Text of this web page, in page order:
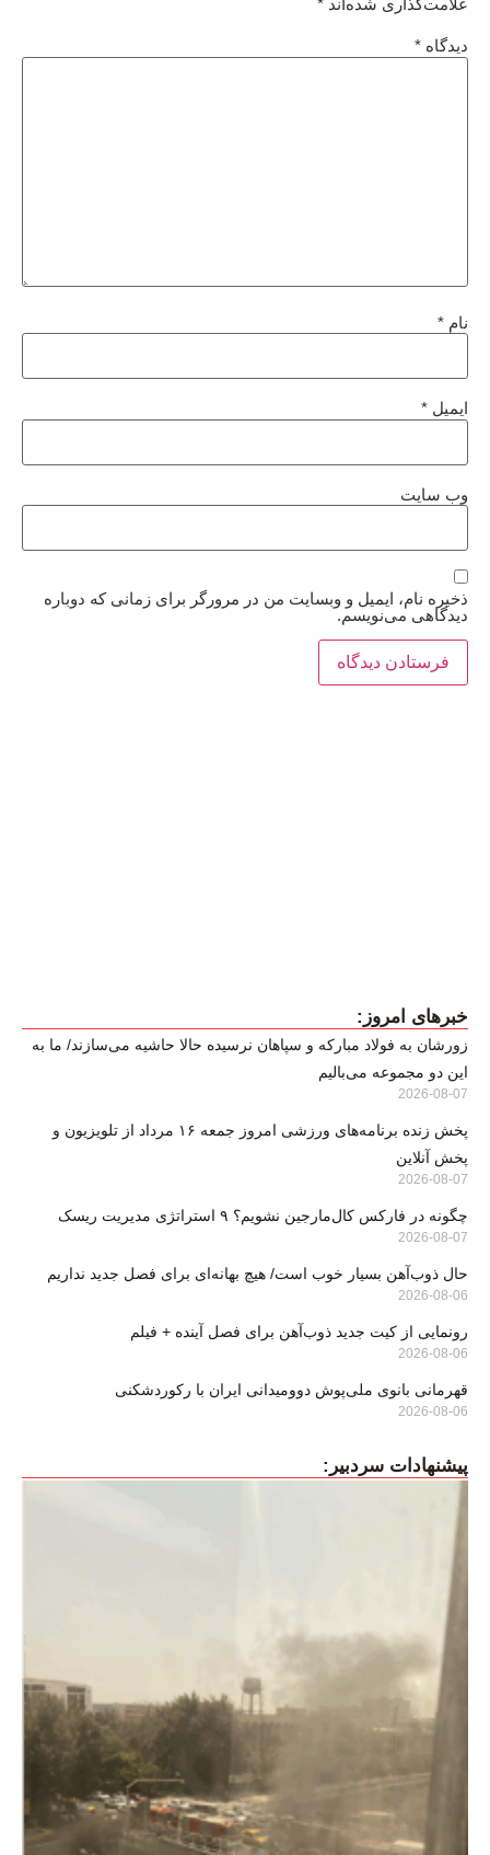
علامت‌گذاری شده‌اند *
دیدگاه *
نام *
ایمیل *
وب‌ سایت
ذخیره نام، ایمیل و وبسایت من در مرورگر برای زمانی که دوباره
دیدگاهی می‌نویسم.
خبرهای امروز:
زورشان به فولاد مبارکه و سپاهان نرسیده حالا حاشیه می‌سازند/ ما به
این دو مجموعه می‌بالیم
2026-08-07
پخش زنده برنامه‌های ورزشی امروز جمعه ۱۶ مرداد از تلویزیون و
پخش آنلاین
2026-08-07
چگونه در فارکس کال‌مارجین نشویم؟ ۹ استراتژی مدیریت ریسک
2026-08-07
حال ذوب‌آهن بسیار خوب است/ هیچ بهانه‌ای برای فصل جدید نداریم
2026-08-06
رونمایی از کیت جدید ذوب‌آهن برای فصل آینده + فیلم
2026-08-06
قهرمانی بانوی ملی‌پوش دوومیدانی ایران با رکوردشکنی
2026-08-06
پیشنهادات سردبیر: